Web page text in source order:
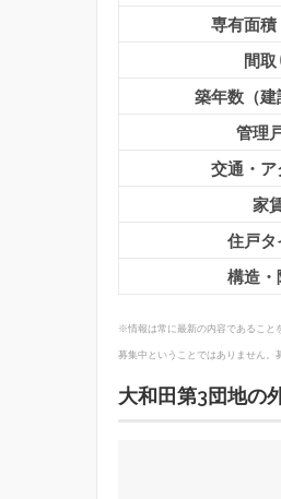
専有面積
間取
築年数（建
管理
交通・ア
家
住戸
構造・
※情報は常に最新の内容であること
募集中ということではありません
大和田第3団地の